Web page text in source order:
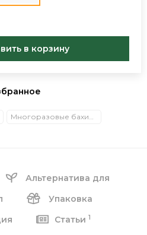
в корзину
Альтернатива для
Упаковка
Статьи 1